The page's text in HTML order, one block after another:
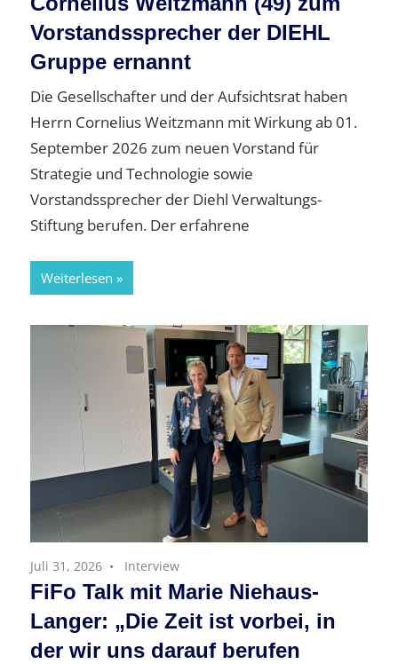
Vorstandssprecher der DIEHL
Gruppe ernannt
Die Gesellschafter und der Aufsichtsrat haben
Herrn Cornelius Weitzmann mit Wirkung ab 01.
September 2026 zum neuen Vorstand für
Strategie und Technologie sowie
Vorstandssprecher der Diehl Verwaltungs-
Stiftung berufen. Der erfahrene
Weiterlesen
Juli 31, 2026 Interview
FiFo Talk mit Marie Niehaus-
Langer: „Die Zeit ist vorbei, in
der wir uns darauf berufen